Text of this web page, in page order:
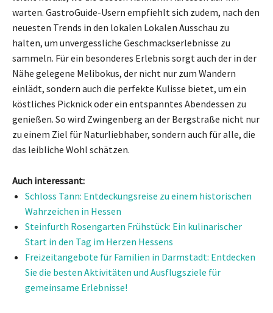
warten. GastroGuide-Usern empfiehlt sich zudem, nach den
neuesten Trends in den lokalen Lokalen Ausschau zu
halten, um unvergessliche Geschmackserlebnisse zu
sammeln. Für ein besonderes Erlebnis sorgt auch der in der
Nähe gelegene Melibokus, der nicht nur zum Wandern
einlädt, sondern auch die perfekte Kulisse bietet, um ein
köstliches Picknick oder ein entspanntes Abendessen zu
genießen. So wird Zwingenberg an der Bergstraße nicht nur
zu einem Ziel für Naturliebhaber, sondern auch für alle, die
das leibliche Wohl schätzen.
Auch interessant:
Schloss Tann: Entdeckungsreise zu einem historischen
Wahrzeichen in Hessen
Steinfurth Rosengarten Frühstück: Ein kulinarischer
Start in den Tag im Herzen Hessens
Freizeitangebote für Familien in Darmstadt: Entdecken
Sie die besten Aktivitäten und Ausflugsziele für
gemeinsame Erlebnisse!